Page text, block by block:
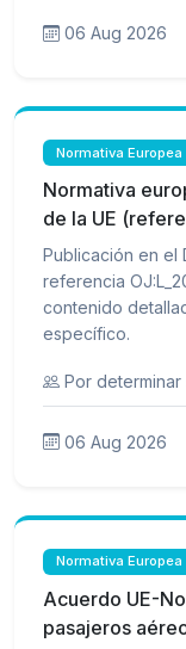
06 Aug 2026
Normativa Europea
Normativa
de la UE
Publicación en el
referencia
contenido
específico.
Por
06 Aug 2026
Normativa Europea
Acuerdo UE-
pasajeros